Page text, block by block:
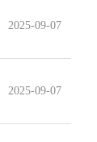
2025-09-07
2025-09-07